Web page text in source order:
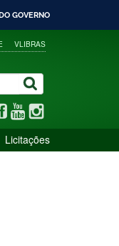
GOVERNO
VLIBRAS
Licitações